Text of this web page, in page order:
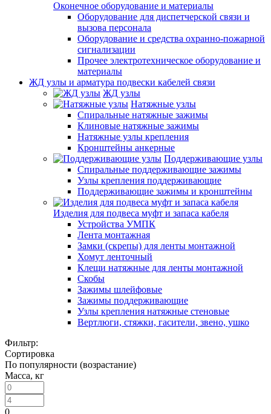
Оконечное оборудование и материалы
Оборудование для диспетчерской связи и
вызова персонала
Оборудование и средства охранно-пожарной
сигнализации
Прочее электротехническое оборудование и
материалы
ЖД узлы и арматура подвески кабелей связи
ЖД узлы
Натяжные узлы
Спиральные натяжные зажимы
Клиновые натяжные зажимы
Натяжные узлы крепления
Кронштейны анкерные
Поддерживающие узлы
Спиральные поддерживающие зажимы
Узлы крепления поддерживающие
Поддерживающие зажимы и кронштейны
Изделия для подвеса муфт и запаса кабеля
Устройства УМПК
Лента монтажная
Замки (скрепы) для ленты монтажной
Хомут ленточный
Клещи натяжные для ленты монтажной
Скобы
Зажимы шлейфовые
Зажимы поддерживающие
Узлы крепления натяжные стеновые
Вертлюги, стяжки, гасители, звено, ушко
Фильтр:
Сортировка
По популярности (возрастание)
Масса, кг
0